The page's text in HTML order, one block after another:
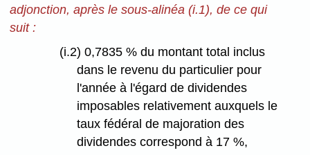
adjonction, après le sous-alinéa (i.1), de ce qui
suit :
(i.2) 0,7835 % du montant total inclus
dans le revenu du particulier pour
l'année à l'égard de dividendes
imposables relativement auxquels le
taux fédéral de majoration des
dividendes correspond à 17 %,